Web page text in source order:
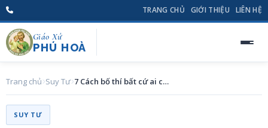
TRANG CHỦ GIỚI THIỆU LIÊN HỆ
Giáo Xứ
PHÚ HOÀ
Trang chủ Suy Tư 7 Cách bố thí bất cứ ai cũng có thể làm
SUY TƯ